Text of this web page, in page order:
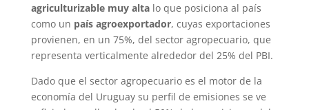
agriculturizable muy altalo que posiciona al país
como un país agroexportador, cuyas exportaciones
provienen, en un 75%, del sector agropecuario, que
representa verticalmente alrededor del 25% del PBI.
Dado que el sector agropecuario es el motor de la
economía del Uruguay su perfil de emisiones se ve